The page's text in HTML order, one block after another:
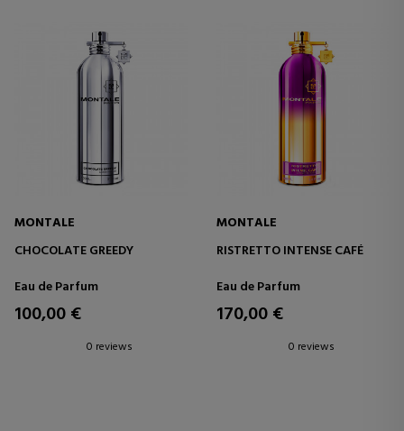
MONTALE
CHOCOLATE GREEDY
Eau de Parfum
100,00 €
0 reviews
MONTALE
RISTRETTO INTENSE CAFÉ
Eau de Parfum
170,00 €
0 reviews